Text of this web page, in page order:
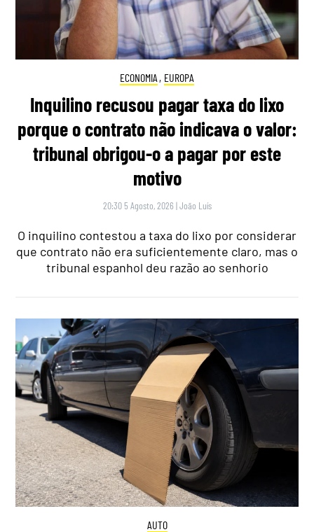
ECONOMIA , EUROPA
Inquilino recusou pagar taxa do lixo
porque o contrato não indicava o valor:
tribunal obrigou-o a pagar por este
motivo
20:30 5 Agosto, 2026 |João Luís
O inquilino contestou a taxa do lixo por considerar
que contrato não era suficientemente claro, mas o
tribunal espanhol deu razão ao senhorio
AUTO